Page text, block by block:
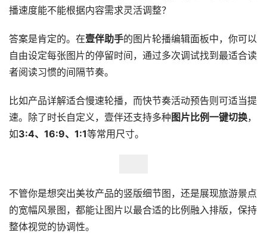
播速度能不能根据内容需求灵活调整？
答案是肯定的。在壹伴助手的图片轮播编辑面板中，你可以
自由设定每张图片的停留时间，通过多次调试找到最适合读
者阅读习惯的间隔节奏。
比如产品详解适合慢速轮播，而快节奏活动预告则可适当提
速。除了时长自定义，壹伴还支持多种 图片比例一键切换，
如3:4、16:9、1:1等常用尺寸。
不管你是想突出美妆产品的竖版细节图，还是展现旅游景点
的宽幅风景图，都能让图片以最合适的比例融入排版，保持
整体视觉的协调性。